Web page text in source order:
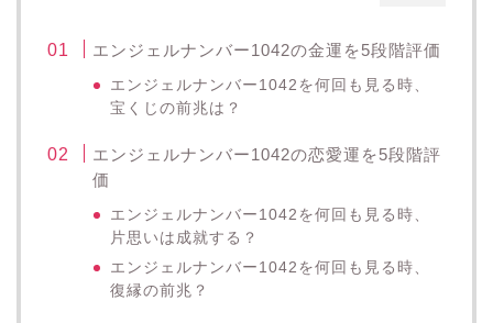
エンジェルナンバー1042の金運を5段階評価
エンジェルナンバー1042を何回も見る時、
宝くじの前兆は？
エンジェルナンバー1042の恋愛運を5段階評
価
エンジェルナンバー1042を何回も見る時、
片思いは成就する？
エンジェルナンバー1042を何回も見る時、
復縁の前兆？